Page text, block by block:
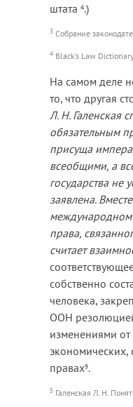
штата 4.)
3 Собрание
4 Black’s Law
На самом деле
то, что другая
Л. Н. Галенская
обязательным
присуща
всеобщими, а
государства не
заявлена.
международном
права,
считает
собственно
человека,
ООН
изменениями
экономических,
правах9.
5 Галенская Л. Н.